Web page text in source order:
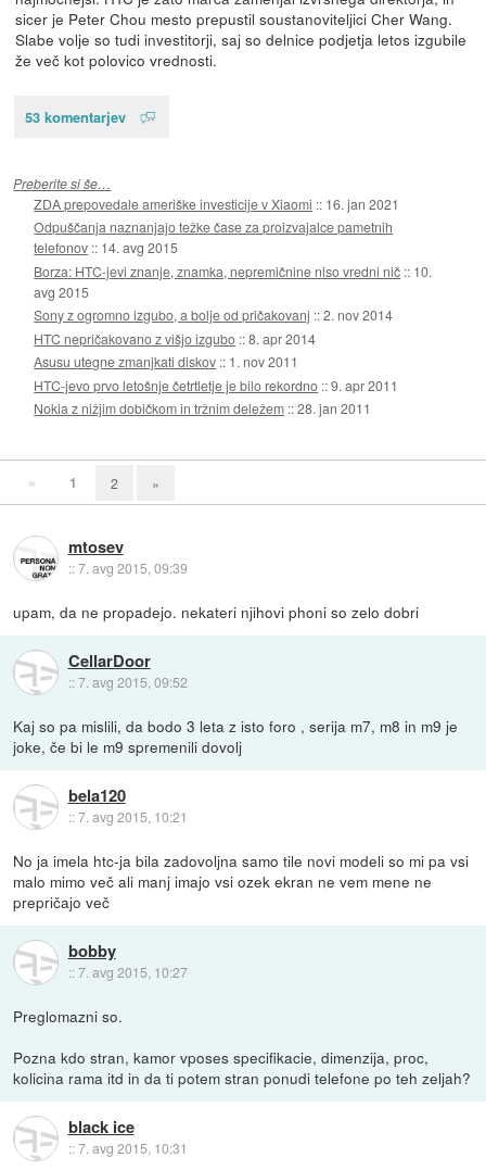
sicer je Peter Chou mesto prepustil soustanoviteljici Cher Wang.
Slabe volje so tudi investitorji, saj so delnice podjetja letos izgubile
že več kot polovico vrednosti.
53 komentarjev
Preberite si še…
ZDA prepovedale ameriške investicije v Xiaomi :: 16. jan 2021
Odpuščanja naznanjajo težke čase za proizvajalce pametnih
telefonov :: 14. avg 2015
Borza: HTC-jevi znanje, znamka, nepremičnine niso vredni nič :: 10.
avg 2015
Sony z ogromno izgubo, a bolje od pričakovanj ::2. nov 2014
HTC nepričakovano z višjo izgubo ::8. apr 2014
Asusu utegne zmanjkati diskov :: 1. nov 2011
HTC-jevo prvo letošnje četrtletje je bilo rekordno ::9. apr 2011
Nokia z nižjim dobičkom in tržnim deležem ::28. jan 2011
« 1 2 »
mtosev
::7. avg 2015, 09:39
upam, da ne propadejo. nekateri njihovi phoni so zelo dobri
CellarDoor
::7. avg 2015, 09:52
Kaj so pa mislili, da bodo 3 leta z isto foro , serija m7, m8 in m9 je
joke, če bi le m9 spremenili dovolj
bela120
::7. avg 2015, 10:21
No ja imela htc-ja bila zadovoljna samo tile novi modeli so mi pa vsi
malo mimo več ali manj imajo vsi ozek ekran ne vem mene ne
prepričajo več
bobby
::7. avg 2015, 10:27
Preglomazni so.
Pozna kdo stran, kamor vposes specifikacie, dimenzija, proc,
kolicina rama itd in da ti potem stran ponudi telefone po teh zeljah?
black ice
::7. avg 2015, 10:31